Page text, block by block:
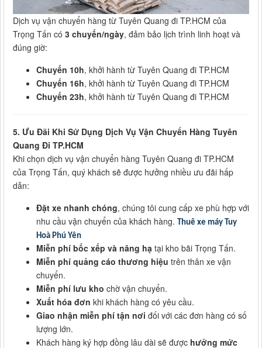
Dịch vụ vận chuyển hàng từ Tuyên Quang đi TP.HCM của
Trọng Tấn có 3 chuyến/ngày, đảm bảo lịch trình linh hoạt và
đúng giờ:
Chuyến 10h, khởi hành từ Tuyên Quang đi TP.HCM
Chuyến 16h, khởi hành từ Tuyên Quang đi TP.HCM
Chuyến 23h, khởi hành từ Tuyên Quang đi TP.HCM
5. Ưu Đãi Khi Sử Dụng Dịch Vụ Vận Chuyển Hàng Tuyên
Quang Đi TP.HCM
Khi chọn dịch vụ vận chuyển hàng Tuyên Quang đi TP.HCM
của Trọng Tấn, quý khách sẽ được hưởng nhiều ưu đãi hấp
dẫn:
Đặt xe nhanh chóng, chúng tôi cung cấp xe phù hợp với
nhu cầu vận chuyển của khách hàng. Thuê xe máy Tuy
Hoà Phú Yên
Miễn phí bốc xếp và nâng hạ tại kho bãi Trọng Tấn.
Miễn phí quảng cáo thương hiệu trên thân xe vận
chuyển.
Miễn phí lưu kho chờ vận chuyển.
Xuất hóa đơn khi khách hàng có yêu cầu.
Giao nhận miễn phí tận nơi đối với các đơn hàng có số
lượng lớn.
Khách hàng ký hợp đồng lâu dài sẽ được hưởng mức